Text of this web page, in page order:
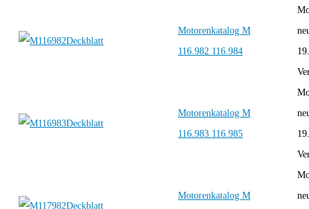
Motorenkatalog M
116.982 116.984
Motorenkatalog M
116.983 116.985
Motorenkatalog M